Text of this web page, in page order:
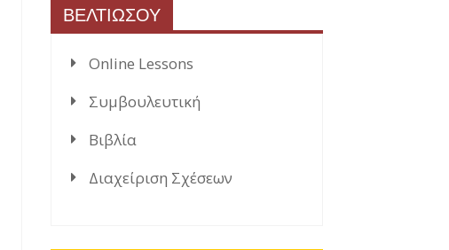
ΒΕΛΤΙΩΣΟΥ
Online Lessons
Συμβουλευτική
Βιβλία
Διαχείριση Σχέσεων